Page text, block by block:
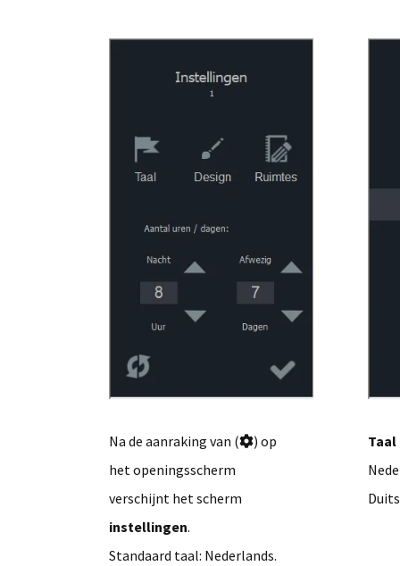
Na de aanraking van (
) op
het openingsscherm
verschijnt het scherm
instellingen.
Standaard taal: Nederlands.